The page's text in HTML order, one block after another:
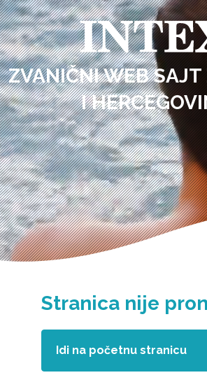
ZVANIČNI WEB SAJT
I
Stranica nije
Idi na početnu stranicu